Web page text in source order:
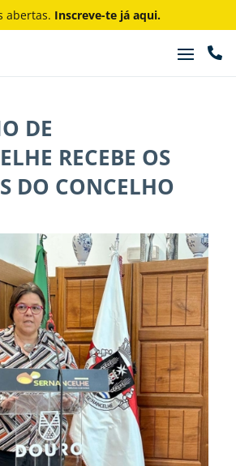
abertas. Inscreve-te já aqui.

DE
RECEBE OS
DO CONCELHO